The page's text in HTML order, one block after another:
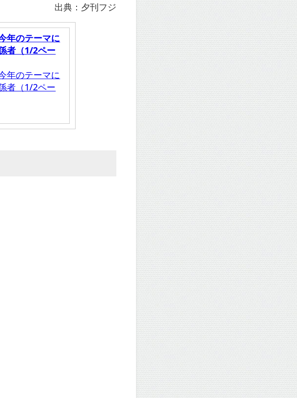
出典：夕刊フジ
年のテーマに
者（1/2ペー
年のテーマに
者（1/2ペー